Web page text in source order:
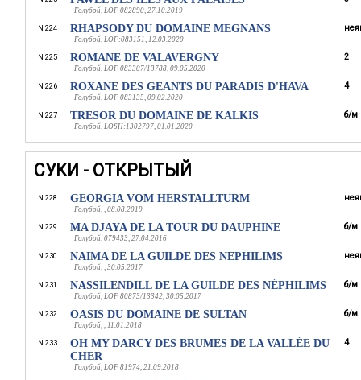
Голубой, LOF 082890, 27.10.2019
N 224 RHAPSODY DU DOMAINE MEGNANS
Голубой, LOF:083151, 12.03.2020
N 225 ROMANE DE VALAVERGNY
Голубой, LOF 083307/13788, 09.05.2020
2
N 226 ROXANE DES GEANTS DU PARADIS D'HAVA
Голубой, LOF 083135, 09.02.2020
4
N 227 TRESOR DU DOMAINE DE KALKIS
Голубой, LOSH:1302797, 01.01.2020
б/м
СУКИ - ОТКРЫТЫЙ
N 228 GEORGIA VOM HERSTALLTURM
Голубой, , 08.08.2019
N 229 MA DJAYA DE LA TOUR DU DAUPHINE
Голубой, 079433, 27.04.2016
б/м
N 230 NAIMA DE LA GUILDE DES NEPHILIMS
Голубой, , 30.05.2017
N 231 NASSILENDILL DE LA GUILDE DES NÉPHILIMS
Голубой, LOF 80873/13342, 30.05.2017
б/м
N 232 OASIS DU DOMAINE DE SULTAN
Голубой, , 11.01.2018
б/м
N 233
OH MY DARCY DES BRUMES DE LA VALLÉE DU
CHER
Голубой, LOF 81974, 21.09.2018
4